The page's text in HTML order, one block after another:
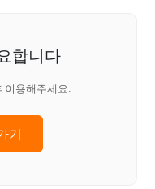
합니다
이용해주세요.
기